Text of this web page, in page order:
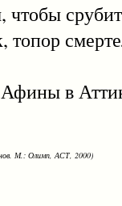
в
М.: Олимп, АСТ, 2000)